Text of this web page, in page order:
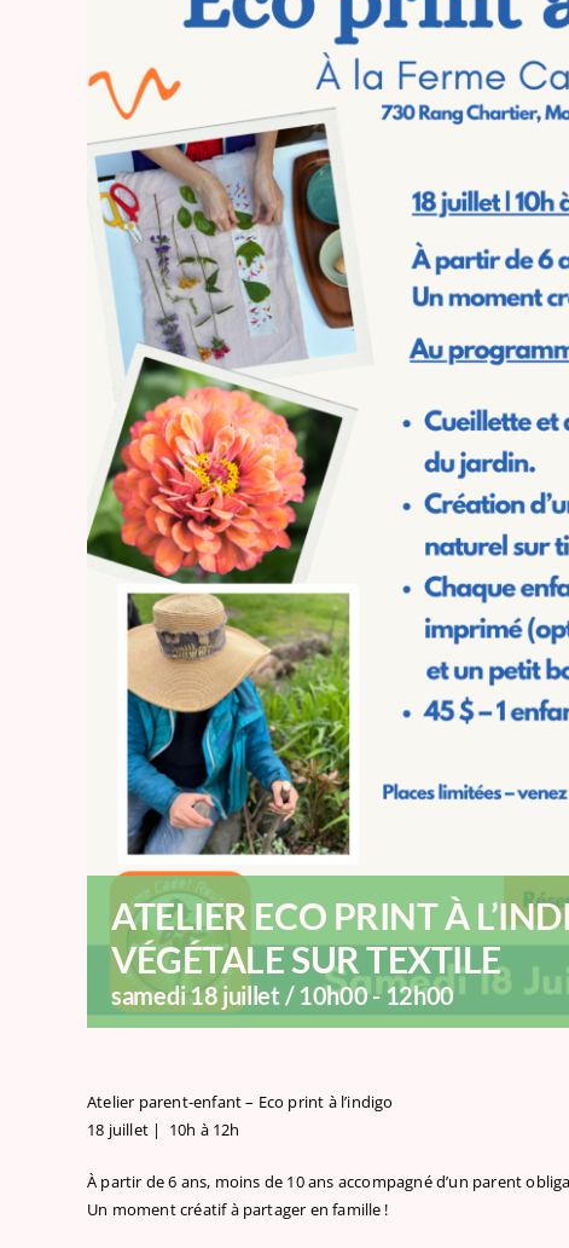
ATELIER ECO PRINT À
VÉGÉTALE SUR TEXTILE
samedi 18 juillet / 10h00- 12h00
Atelier parent-enfant – Eco print à l’indigo
18 juillet | 10h à 12h
À partir de 6 ans, moins de 10 ans accompagné d’un parent
Un moment créatif à partager en famille !